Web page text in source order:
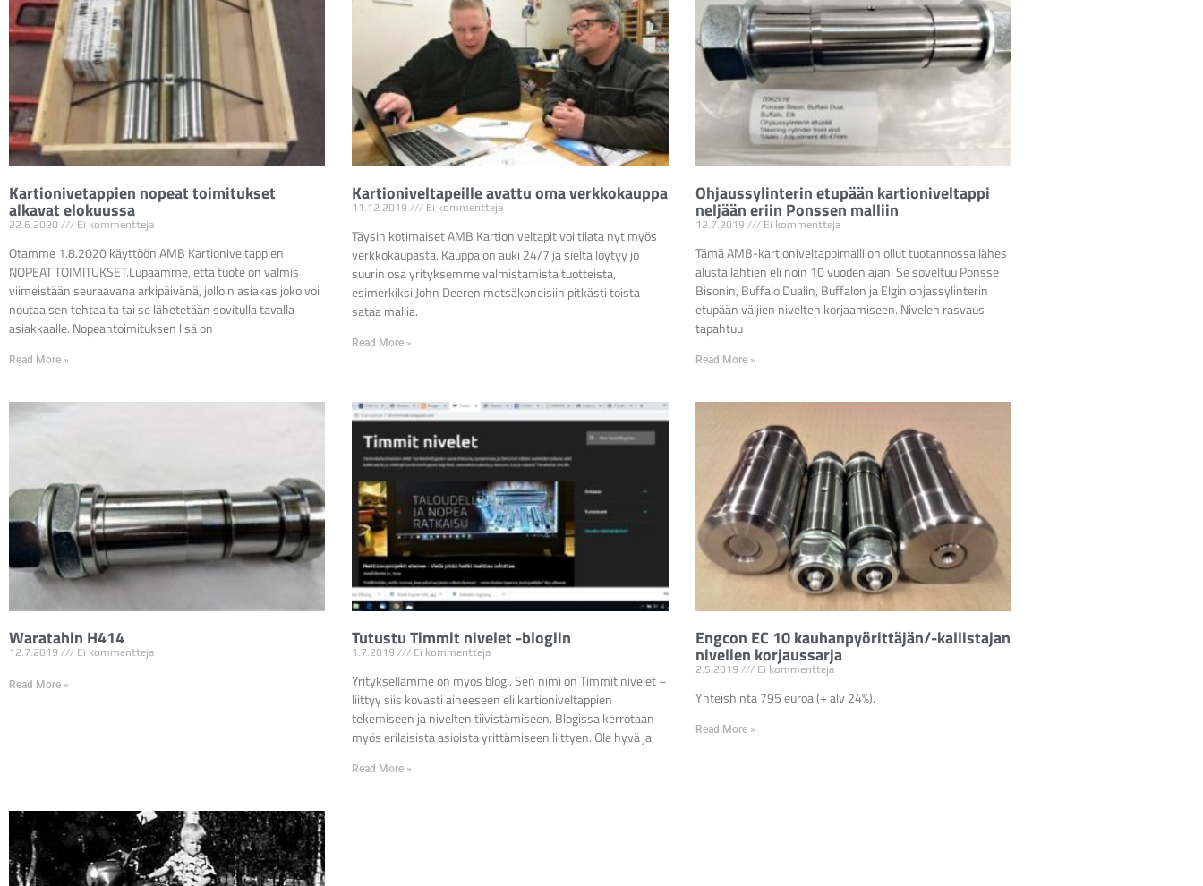
Kartionivetappien nopeat toimitukset
alkavat elokuussa
22.6.2020 Ei kommentteja
Otamme 1.8.2020 käyttöön AMB Kartioniveltappien
NOPEAT TOIMITUKSET.Lupaamme, että tuote on valmis
viimeistään seuraavana arkipäivänä, jolloin asiakas joko voi
noutaa sen tehtaalta tai se lähetetään sovitulla tavalla
asiakkaalle. Nopeantoimituksen lisä on
Read More »
Kartioniveltapeille avattu oma verkkokauppa
11.12.2019 Ei kommentteja
Täysin kotimaiset AMB Kartioniveltapit voi tilata nyt myös
verkkokaupasta. Kauppa on auki 24/7 ja sieltä löytyy jo
suurin osa yrityksemme valmistamista tuotteista,
esimerkiksi John Deeren metsäkoneisiin pitkästi toista
sataa mallia.
Read More »
Ohjaussylinterin etupään kartioniveltappi
neljään eriin Ponssen malliin
12.7.2019 Ei kommentteja
Tämä AMB-kartioniveltappimalli on ollut tuotannossa lähes
alusta lähtien eli noin 10 vuoden ajan. Se soveltuu Ponsse
Bisonin, Buffalo Dualin, Buffalon ja Elgin ohjassylinterin
etupään väljien nivelten korjaamiseen. Nivelen rasvaus
tapahtuu
Read More »
Waratahin H414
12.7.2019 Ei kommentteja
Read More »
Tutustu Timmit nivelet -blogiin
1.7.2019 Ei kommentteja
Yrityksellämme on myös blogi. Sen nimi on Timmit nivelet –
liittyy siis kovasti aiheeseen eli kartioniveltappien
tekemiseen ja nivelten tiivistämiseen. Blogissa kerrotaan
myös erilaisista asioista yrittämiseen liittyen. Ole hyvä ja
Read More »
Engcon EC 10 kauhanpyörittäjän/-kallistajan
nivelien korjaussarja
2.5.2019 Ei kommentteja
Yhteishinta 795 euroa (+ alv 24%).
Read More »